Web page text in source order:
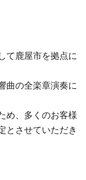
て鹿屋市を拠点に
曲の全楽章演奏に
め、多くのお客様
とさせていただき